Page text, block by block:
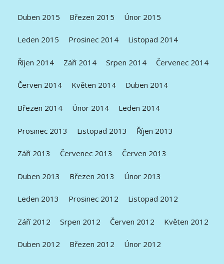
Duben 2015 Březen 2015 Únor 2015
Leden 2015 Prosinec 2014 Listopad 2014
Říjen 2014 Září 2014 Srpen 2014 Červenec 2014
Červen 2014 Květen 2014 Duben 2014
Březen 2014 Únor 2014 Leden 2014
Prosinec 2013 Listopad 2013 Říjen 2013
Září 2013 Červenec 2013 Červen 2013
Duben 2013 Březen 2013 Únor 2013
Leden 2013 Prosinec 2012 Listopad 2012
Září 2012 Srpen 2012 Červen 2012 Květen 2012
Duben 2012 Březen 2012 Únor 2012